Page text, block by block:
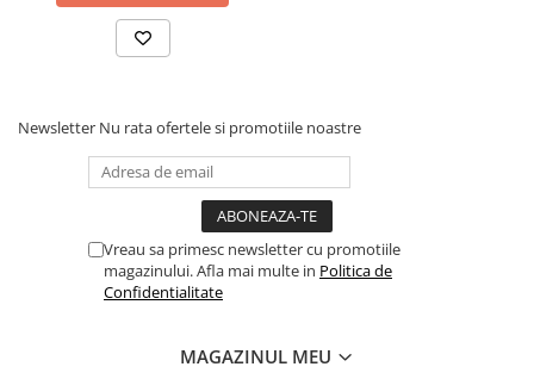
Newsletter Nu rata ofertele si promotiile noastre
Vreau sa primesc newsletter cu promotiile
magazinului. Afla mai multe in Politica de
Confidentialitate
MAGAZINUL MEU